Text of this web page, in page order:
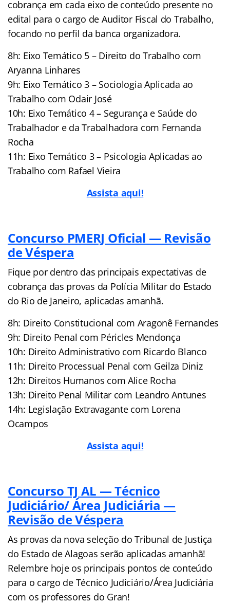
cobrança em cada eixo de conteúdo presente no
edital para o cargo de Auditor Fiscal do Trabalho,
focando no perfil da banca organizadora.
8h: Eixo Temático 5 – Direito do Trabalho com
Aryanna Linhares
9h: Eixo Temático 3 – Sociologia Aplicada ao
Trabalho com Odair José
10h: Eixo Temático 4 – Segurança e Saúde do
Trabalhador e da Trabalhadora com Fernanda
Rocha
11h: Eixo Temático 3 – Psicologia Aplicadas ao
Trabalho com Rafael Vieira
Assista aqui!
Concurso PMERJ Oficial — Revisão
de Véspera
Fique por dentro das principais expectativas de
cobrança das provas da Polícia Militar do Estado
do Rio de Janeiro, aplicadas amanhã.
8h: Direito Constitucional com Aragonê Fernandes
9h: Direito Penal com Péricles Mendonça
10h: Direito Administrativo com Ricardo Blanco
11h: Direito Processual Penal com Geilza Diniz
12h: Direitos Humanos com Alice Rocha
13h: Direito Penal Militar com Leandro Antunes
14h: Legislação Extravagante com Lorena
Ocampos
Assista aqui!
Concurso TJ AL — Técnico
Judiciário/ Área Judiciária —
Revisão de Véspera
As provas da nova seleção do Tribunal de Justiça
do Estado de Alagoas serão aplicadas amanhã!
Relembre hoje os principais pontos de conteúdo
para o cargo de Técnico Judiciário/Área Judiciária
com os professores do Gran!